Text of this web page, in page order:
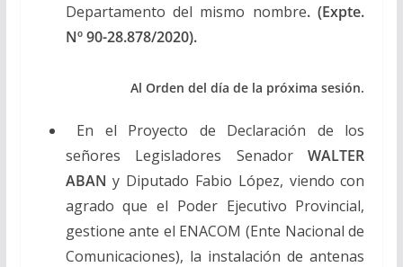
Departamento del mismo nombre. (Expte.
Nº 90-28.878/2020).
Al Orden del día de la próxima sesión.
En el Proyecto de Declaración de los
señores Legisladores SenadorWALTER
ABANy Diputado Fabio López, viendo con
agrado que el Poder Ejecutivo Provincial,
gestione ante el ENACOM (Ente Nacional de
Comunicaciones), la instalación de antenas